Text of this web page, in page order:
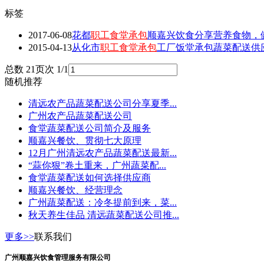
标签
2017-06-08花都职工食堂承包顺嘉兴饮食分享营养食物，
2015-04-13从化市职工食堂承包工厂饭堂承包蔬菜配送供
总数 21页次 1/1
随机推荐
清远农产品蔬菜配送公司分享夏季...
广州农产品蔬菜配送公司
食堂蔬菜配送公司简介及服务
顺嘉兴餐饮、贯彻七大原理
12月广州清远农产品蔬菜配送最新...
“蒜你狠”卷土重来，广州蔬菜配...
食堂蔬菜配送如何选择供应商
顺嘉兴餐饮、经营理念
广州蔬菜配送：冷冬提前到来，菜...
秋天养生佳品 清远蔬菜配送公司推...
更多>>联系我们
广州顺嘉兴饮食管理服务有限公司